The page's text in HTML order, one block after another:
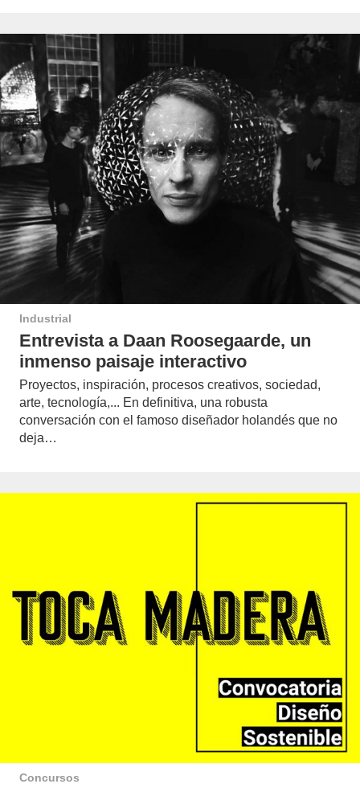
Industrial
Entrevista a Daan Roosegaarde, un
inmenso paisaje interactivo
Proyectos, inspiración, procesos creativos, sociedad,
arte, tecnología,... En definitiva, una robusta
conversación con el famoso diseñador holandés que no
deja…
Concursos